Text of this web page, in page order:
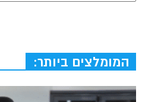
המומלצים ביותר: